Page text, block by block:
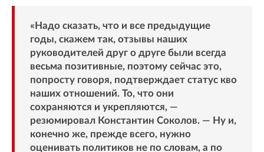
«Надо сказать, что и все предыдущие
годы, скажем так, отзывы наших
руководителей друг о друге были всегда
весьма позитивные, поэтому сейчас это,
попросту говоря, подтверждает статус кво
наших отношений. То, что они
сохраняются и укрепляются, —
резюмировал Константин Соколов. — Ну и,
конечно же, прежде всего, нужно
оценивать политиков не по словам, а по